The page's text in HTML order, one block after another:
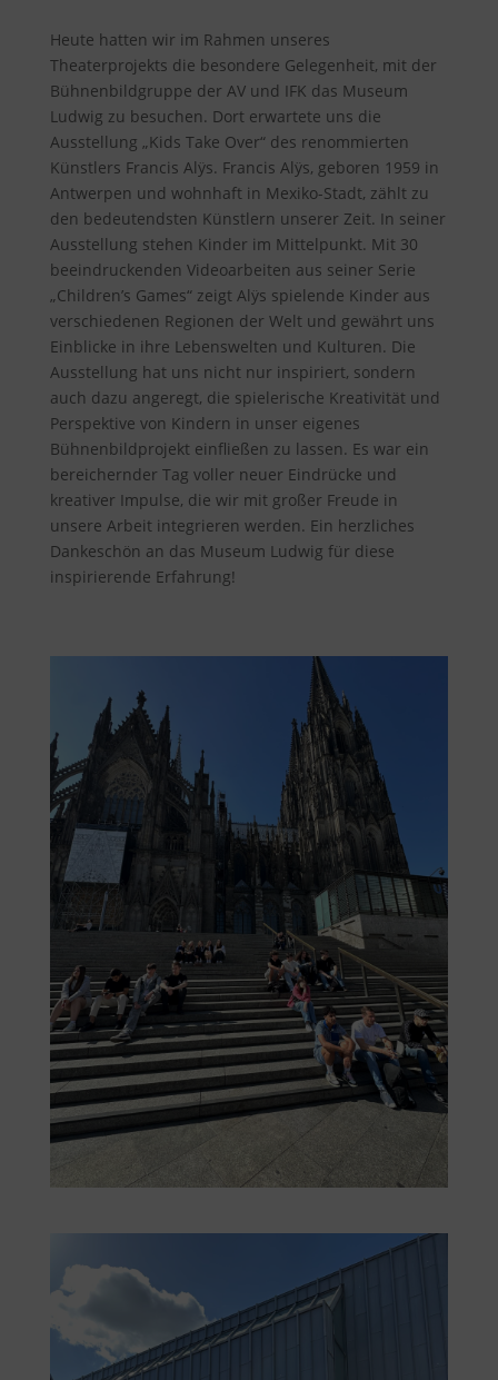
Heute hatten wir im Rahmen unseres
Theaterprojekts die besondere Gelegenheit, mit der
Bühnenbildgruppe der AV und IFK das Museum
Ludwig zu besuchen. Dort erwartete uns die
Ausstellung „Kids Take Over“ des renommierten
Künstlers Francis Alÿs. Francis Alÿs, geboren 1959 in
Antwerpen und wohnhaft in Mexiko-Stadt, zählt zu
den bedeutendsten Künstlern unserer Zeit. In seiner
Ausstellung stehen Kinder im Mittelpunkt. Mit 30
beeindruckenden Videoarbeiten aus seiner Serie
„Children’s Games“ zeigt Alÿs spielende Kinder aus
verschiedenen Regionen der Welt und gewährt uns
Einblicke in ihre Lebenswelten und Kulturen. Die
Ausstellung hat uns nicht nur inspiriert, sondern
auch dazu angeregt, die spielerische Kreativität und
Perspektive von Kindern in unser eigenes
Bühnenbildprojekt einfließen zu lassen. Es war ein
bereichernder Tag voller neuer Eindrücke und
kreativer Impulse, die wir mit großer Freude in
unsere Arbeit integrieren werden. Ein herzliches
Dankeschön an das Museum Ludwig für diese
inspirierende Erfahrung!